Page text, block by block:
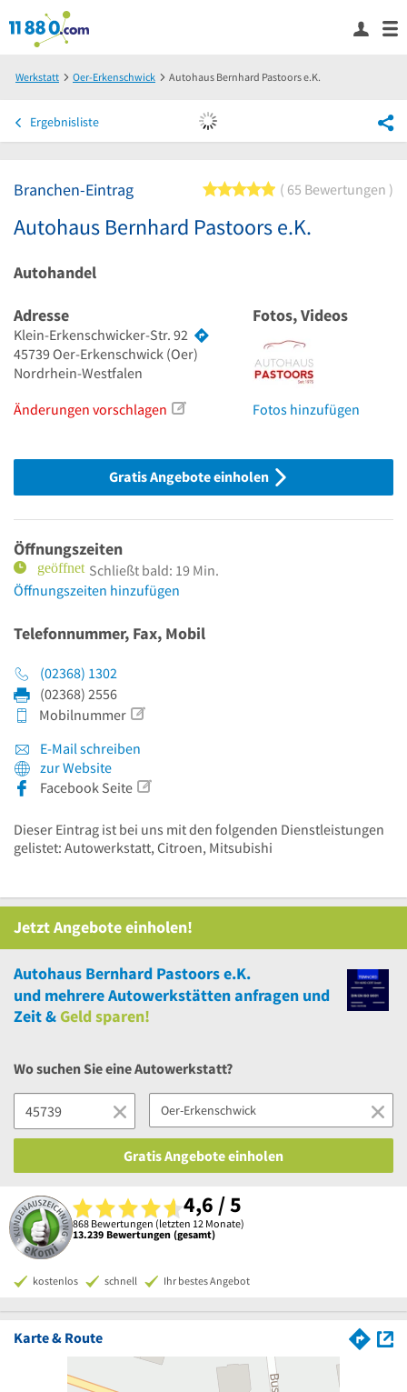
Werkstatt Oer-Erkenschwick Autohaus Bernhard Pastoors e.K.
Ergebnisliste
Branchen-Eintrag 5 von 5 Sternen
65 Bewertungen
Autohaus Bernhard Pastoors e.K.
Autohandel
Adresse
Klein-Erkenschwicker-Str. 92
45739Oer-Erkenschwick (Oer)
Nordrhein-Westfalen
Änderungen vorschlagen
Fotos, Videos
Fotos hinzufügen
Gratis Angebote einholen
Öffnungszeiten
Schließt bald: 19 Min.
Öffnungszeiten hinzufügen
Telefonnummer, Fax, Mobil
(02368) 1302
(02368) 2556
Mobilnummer
E-Mail schreiben
zur Website
Facebook Seite
Dieser Eintrag ist bei uns mit den folgenden Dienstleistungen
gelistet: Autowerkstatt, Citroen, Mitsubishi
Jetzt Angebote einholen!
Autohaus Bernhard Pastoors e.K.
und mehrereAutowerkstätten anfragen und
Zeit &Geld sparen!
Wo suchen Sie eine Autowerkstatt?
Gratis Angebote einholen
4,6 / 5
868 Bewertungen (letzten 12 Monate)
13.239 Bewertungen (gesamt)
kostenlos schnell Ihr bestes Angebot
Karte & Route